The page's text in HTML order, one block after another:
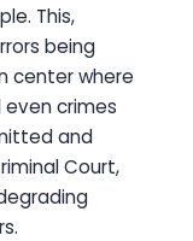
This,
being
center where
crimes
and
Court,